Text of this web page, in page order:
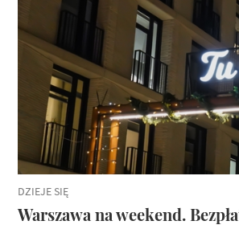
DZIEJE SIĘ
Warszawa na weekend.